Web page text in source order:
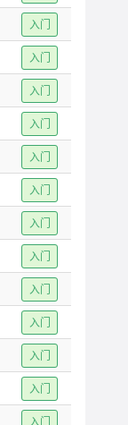
入门
入门
入门
入门
入门
入门
入门
入门
入门
入门
入门
入门
入门